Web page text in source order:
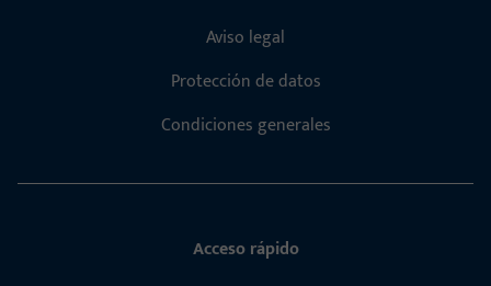
Aviso legal
Protección de datos
Condiciones generales
Acceso rápido